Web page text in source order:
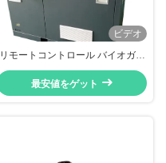
ビデオ
リモートコントロール バイオガス
CHP 12KW 15KVA 単相 三相
230V クリーン電力 CE承認
最安値をゲット